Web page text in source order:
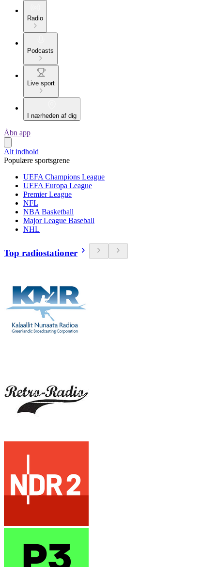
Radio
Podcasts
Live sport
I nærheden af dig
Åbn app
Alt indhold
Populære sportsgrene
UEFA Champions League
UEFA Europa League
Premier League
NFL
NBA Basketball
Major League Baseball
NHL
Top radiostationer